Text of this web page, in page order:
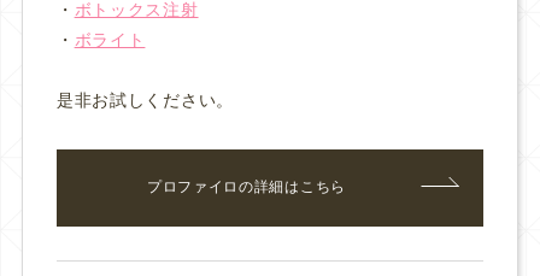
・ ボトックス注射
・ ボライト
是非お試しください。
プロファイロの詳細はこちら